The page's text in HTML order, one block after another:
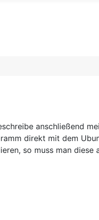
anschließend
direkt mit dem
so muss man diese